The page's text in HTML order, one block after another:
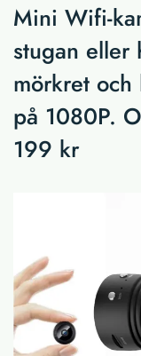
Mini Wifi-
stugan eller
mörkret
på 1080P.
199 kr